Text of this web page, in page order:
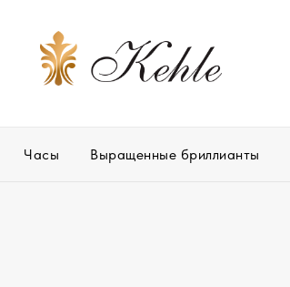
Часы Выращенные бриллианты